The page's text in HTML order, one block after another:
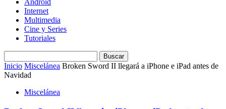
Android
Internet
Multimedia
Cine y Series
Tutoriales
Inicio Miscelánea Broken Sword II llegará a iPhone e iPad antes de
Navidad
Miscelánea